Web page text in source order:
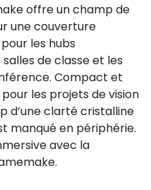
offre un champ de
une couverture
les hubs
de classe et les
Compact et
les projets de vision
d’une clarté cristalline
manqué en périphérie.
avec la